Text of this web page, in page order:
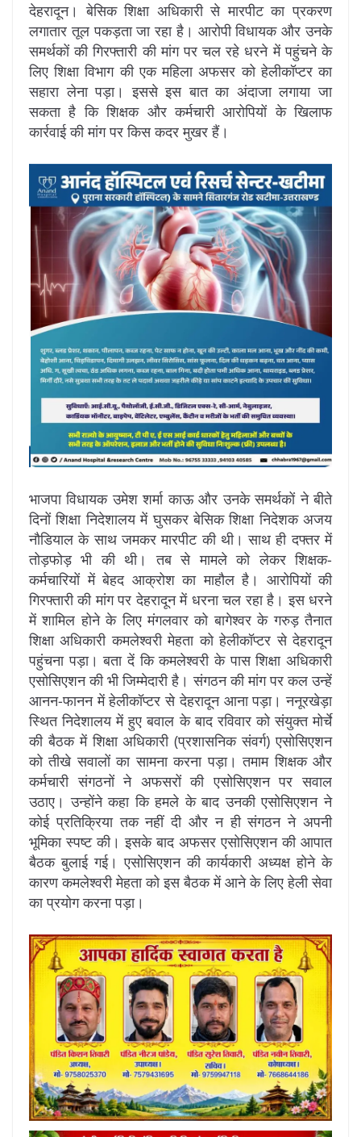
देहरादून। बेसिक शिक्षा अधिकारी से मारपीट का प्रकरण
लगातार तूल पकड़ता जा रहा है। आरोपी विधायक और उनके
समर्थकों की गिरफ्तारी की मांग पर चल रहे धरने में पहुंचने के
लिए शिक्षा विभाग की एक महिला अफसर को हेलीकॉप्टर का
सहारा लेना पड़ा। इससे इस बात का अंदाजा लगाया जा
सकता है कि शिक्षक और कर्मचारी आरोपियों के खिलाफ
कार्रवाई की मांग पर किस कदर मुखर हैं।
भाजपा विधायक उमेश शर्मा काऊ और उनके समर्थकों ने बीते
दिनों शिक्षा निदेशालय में घुसकर बेसिक शिक्षा निदेशक अजय
नौडियाल के साथ जमकर मारपीट की थी। साथ ही दफ्तर में
तोड़फोड़ भी की थी। तब से मामले को लेकर शिक्षक-
कर्मचारियों में बेहद आक्रोश का माहौल है। आरोपियों की
गिरफ्तारी की मांग पर देहरादून में धरना चल रहा है। इस धरने
में शामिल होने के लिए मंगलवार को बागेश्वर के गरुड़ तैनात
शिक्षा अधिकारी कमलेश्वरी मेहता को हेलीकॉप्टर से देहरादून
पहुंचना पड़ा। बता दें कि कमलेश्वरी के पास शिक्षा अधिकारी
एसोसिएशन की भी जिम्मेदारी है। संगठन की मांग पर कल उन्हें
आनन-फानन में हेलीकॉप्टर से देहरादून आना पड़ा। ननूरखेड़ा
स्थित निदेशालय में हुए बवाल के बाद रविवार को संयुक्त मोर्चे
की बैठक में शिक्षा अधिकारी (प्रशासनिक संवर्ग) एसोसिएशन
को तीखे सवालों का सामना करना पड़ा। तमाम शिक्षक और
कर्मचारी संगठनों ने अफसरों की एसोसिएशन पर सवाल
उठाए। उन्होंने कहा कि हमले के बाद उनकी एसोसिएशन ने
कोई प्रतिक्रिया तक नहीं दी और न ही संगठन ने अपनी
भूमिका स्पष्ट की। इसके बाद अफसर एसोसिएशन की आपात
बैठक बुलाई गई। एसोसिएशन की कार्यकारी अध्यक्ष होने के
कारण कमलेश्वरी मेहता को इस बैठक में आने के लिए हेली सेवा
का प्रयोग करना पड़ा।